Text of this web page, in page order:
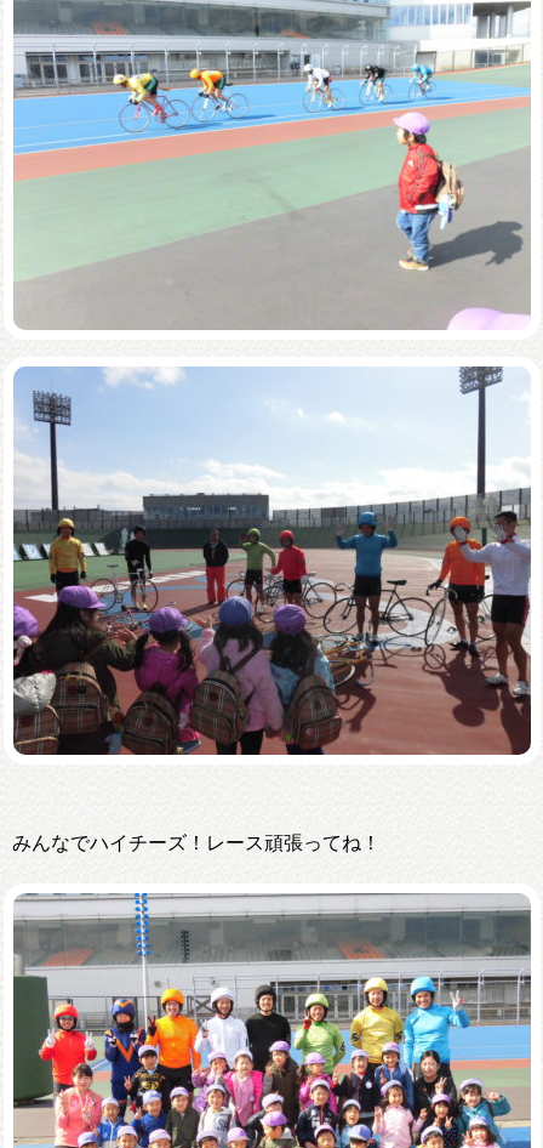
みんなでハイチーズ！レース頑張ってね！